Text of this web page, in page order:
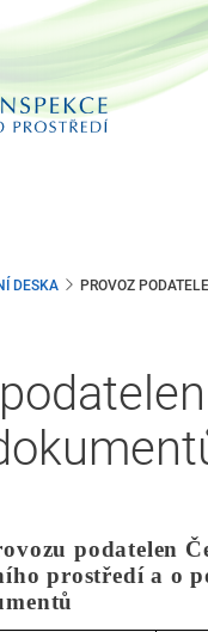
DESKA
PROVOZ
podatelen
prostředí a o